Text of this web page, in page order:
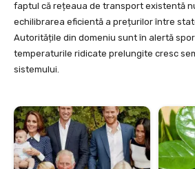
faptul că rețeaua de transport existentă
echilibrarea eficientă a prețurilor între
Autoritățile din domeniu sunt în alertă
temperaturile ridicate prelungite cresc
sistemului.